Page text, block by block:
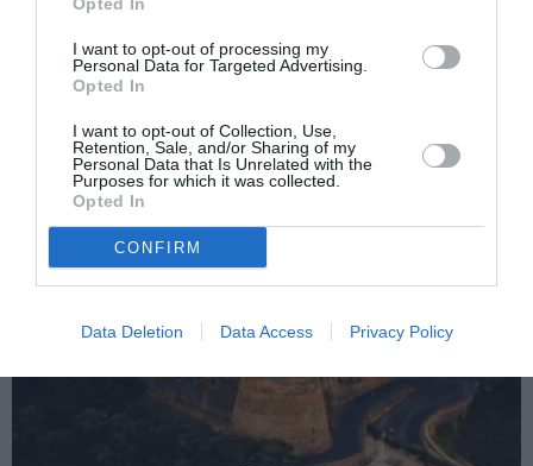
I want to opt-out of processing my
Personal Data for Targeted Advertising.
Opted In
I want to opt-out of Collection, Use,
Retention, Sale, and/or Sharing of my
Personal Data that Is Unrelated with the
Purposes for which it was collected.
Opted In
CONFIRM
Data Deletion Data Access Privacy Policy
Cum investesc elveţienii în agricultură BIO
pe pământ românesc
AȚI PUTEA DORI DE
ASEMENEA